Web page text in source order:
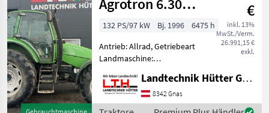
Agrotron 6.30
Classic
€
inkl. 13%
MwSt./Verm.
26.991,15 €
exkl.
132 PS/97 kW Bj. 1996
6475 h
Antrieb: Allrad, Getriebeart
Landmaschine:
Plattform: Kabine,
Zapfwellendrehzahl:
540/540E/1000/1000E,
Landtechnik Hütter GmbH & Co KG
8342 Gnas